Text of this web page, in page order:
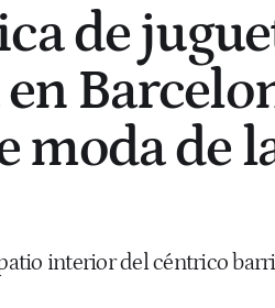
de
moda de
interior del céntrico